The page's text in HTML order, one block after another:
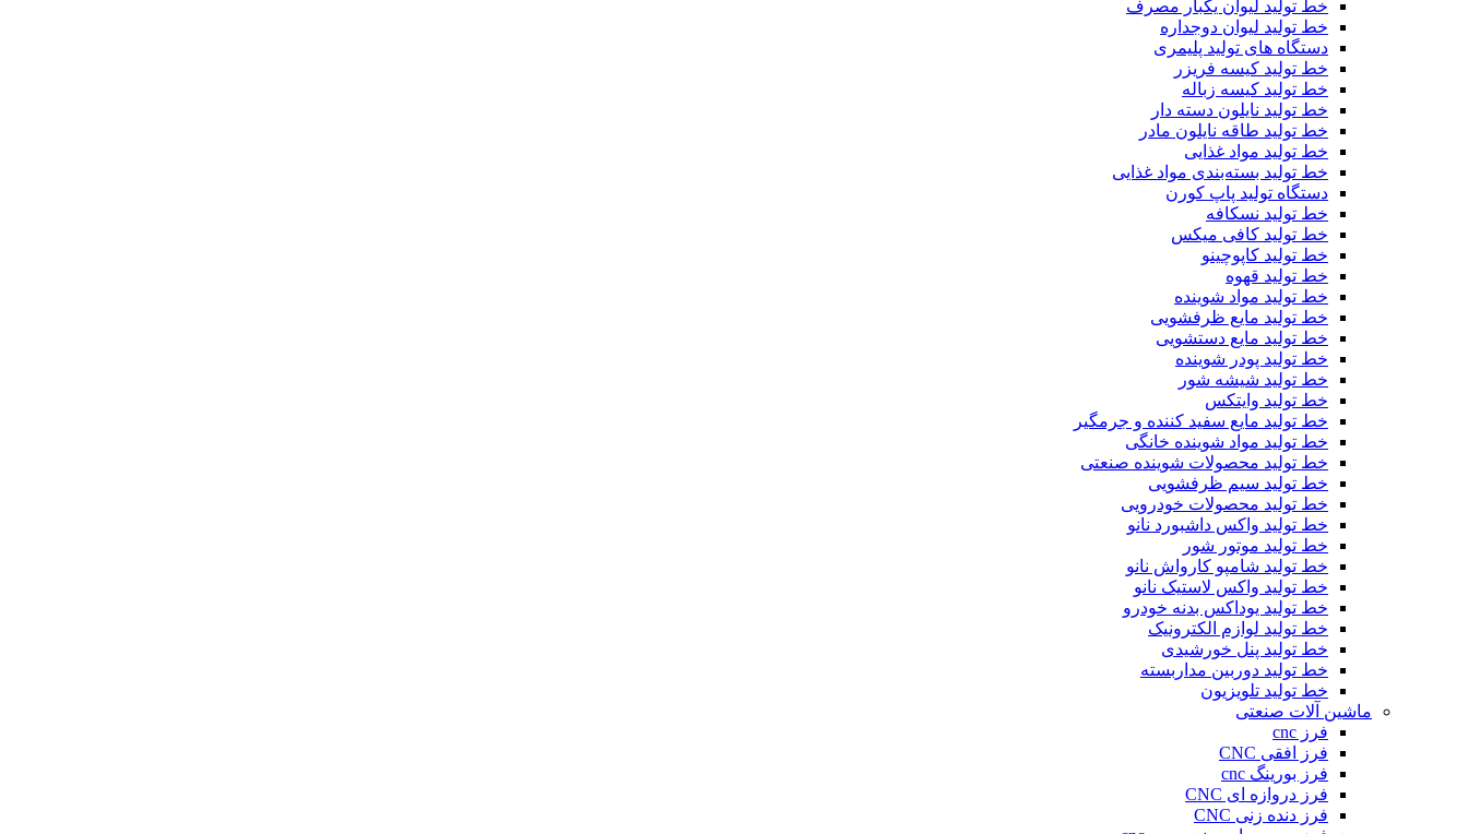
خط تولید لیوان یکبار مصرف
خط تولید لیوان دوجداره
دستگاه های تولید پلیمری
خط تولید کیسه فریزر
خط تولید کیسه زباله
خط تولید نایلون دسته دار
خط تولید طاقه نایلون مادر
خط تولید مواد غذایی
خط تولید بسته‌بندی مواد غذایی
دستگاه تولید پاپ کورن
خط تولید نسکافه
خط تولید کافی میکس
خط تولید کاپوچینو
خط تولید قهوه
خط تولید مواد شوینده
خط تولید مایع ظرفشویی
خط تولید مایع دستشویی
خط تولید پودر شوینده
خط تولید شیشه شور
خط تولید وایتکس
خط تولید مایع سفید کننده و جرمگیر
خط تولید مواد شوینده خانگی
خط تولید محصولات شوینده صنعتی
خط تولید سیم ظرفشویی
خط تولید محصولات خودرویی
خط تولید واکس داشبورد نانو
خط تولید موتور شور
خط تولید شامپو کارواش نانو
خط تولید واکس لاستیک نانو
خط تولید یوداکس بدنه خودرو
خط تولید لوازم الکترونیک
خط تولید پنل خورشیدی
خط تولید دوربین مداربسته
خط تولید تلویزیون
ماشین آلات صنعتی
فرز cnc
فرز افقی CNC
فرز بورینگ cnc
فرز دروازه ای CNC
فرز دنده زنی CNC